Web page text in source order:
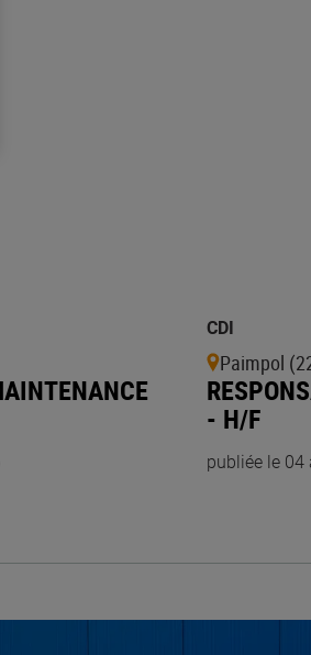
CDI
Paimpol
- H/F
publiée le 04